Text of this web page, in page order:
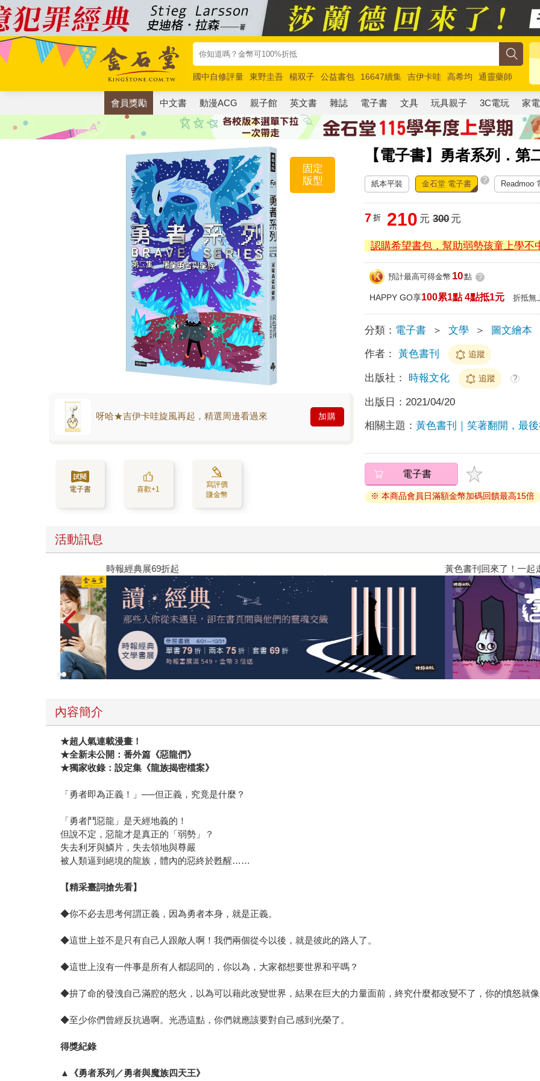
國中自修評量 東野圭吾 楊双子 公益書包 16647續集 吉伊卡哇 高希均
通靈藥師
唯紅花綻放
奧德賽 路邊攤新作 馬斯克 玩具總動員5 超慢跑
會員獎勵 中文書 動漫ACG 親子館 英文書 雜誌 電子書 文具 玩具親子 3C電玩 家電
【電子書】勇者系列．
固定
版型
呀哈★吉伊卡哇旋風再起，精選周邊看過來 加購
電子書 喜歡+1
寫評價
賺金幣
紙本平裝 金石堂 電子書 ? Readmoo
7 折 210 元 300元
認購希望書包，幫助弱勢孩童上學不
預計最高可得金幣 10點 ?
HAPPY GO享100累1點 4點抵1元 折抵無
分類： 電子書 ＞ 文學 ＞ 圖文繪本
作者： 黃色書刊 追蹤
出版社： 時報文化 追蹤 ?
出版日： 2021/04/20
相關主題：黃色書刊｜笑著翻開，最
電子書
※ 本商品會員日滿額金幣加碼回饋最高15倍
活動訊息
時報經典展69折起 黃色書刊回來了！一起走進他的
內容簡介
★超人氣連載漫畫！
★全新未公開：番外篇《惡龍們》
★獨家收錄：設定集《龍族揭密檔案》
「勇者即為正義！」──但正義，究竟是什麼？
「勇者鬥惡龍」是天經地義的！
但說不定，惡龍才是真正的「弱勢」？
失去利牙與鱗片，失去領地與尊嚴
被人類逼到絕境的龍族，體內的惡終於甦醒……
【精采臺詞搶先看】
◆你不必去思考何謂正義，因為勇者本身，就是正義。
◆這世上並不是只有自己人跟敵人啊！我們兩個從今以後，就是彼此的路人了。
◆這世上沒有一件事是所有人都認同的，你以為，大家都想要世界和平嗎？
◆拚了命的發洩自己滿腔的怒火，以為可以藉此改變世界，結果在巨大的力量面前，終究什麼都改變不了，你的憤怒就
◆至少你們曾經反抗過啊。光憑這點，你們就應該要對自己感到光榮了。
得獎紀錄
▲
《勇者系列／勇者與魔族四天王》